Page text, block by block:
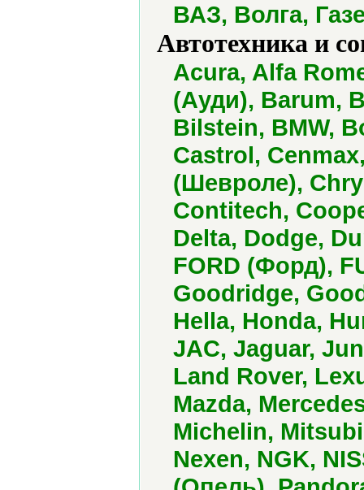
ВАЗ, Волга,
Автотехника и
Acura, Alfa
(Ауди), Barum,
Bilstein, BMW,
Castrol,
(Шевроле),
Contitech,
Delta, Dodge,
FORD (Форд),
Goodridge,
Hella, Honda,
JAC, Jaguar,
Land Rover,
Mazda,
Michelin,
Nexen, NGK,